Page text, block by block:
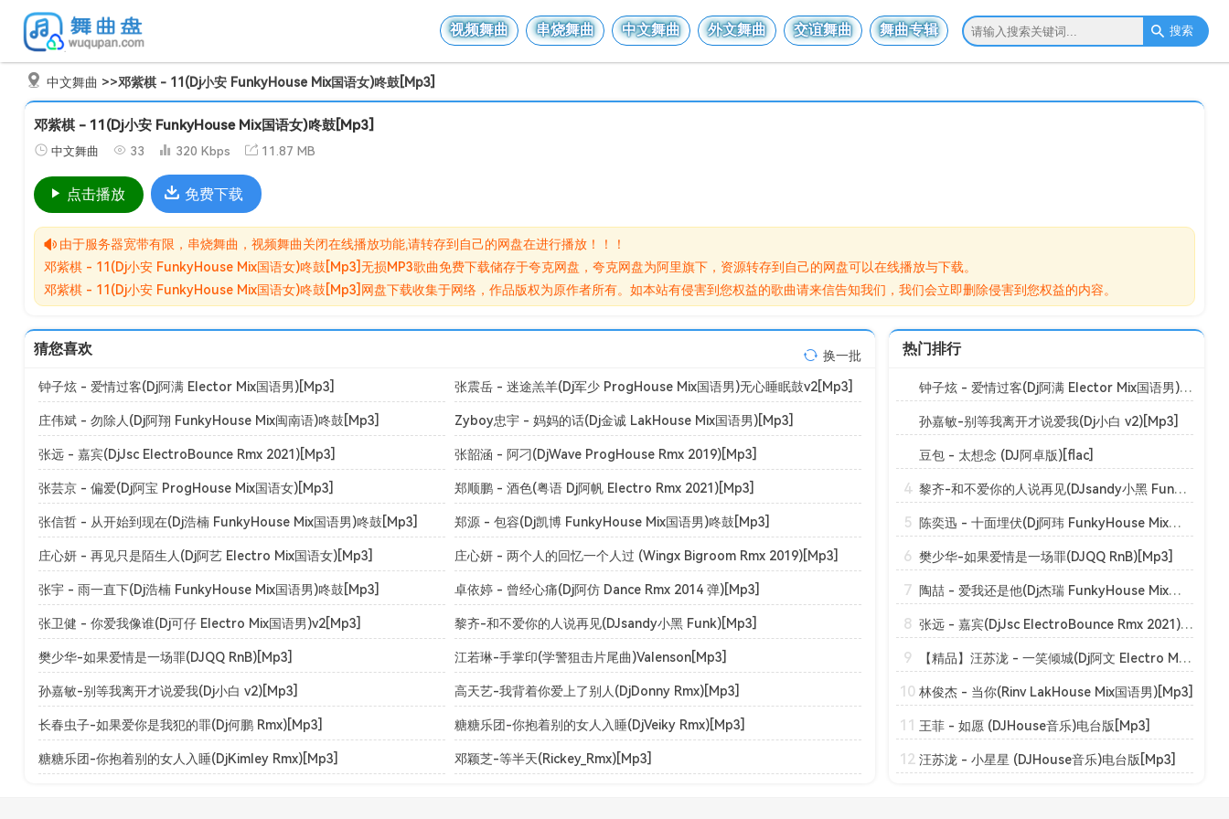
视频舞曲 串烧舞曲 中文舞曲 外文舞曲 交谊舞曲 舞曲专辑 搜索
中文舞曲 >>邓紫棋 - 11(Dj小安 FunkyHouse Mix国语女)咚鼓[Mp3]
邓紫棋 - 11(Dj小安 FunkyHouse Mix国语女)咚鼓[Mp3]
中文舞曲 33 320 Kbps 11.87 MB
点击播放 免费下载
由于服务器宽带有限，串烧舞曲，视频舞曲关闭在线播放功能,请转存到自己的网盘在进行播放！！！
邓紫棋 - 11(Dj小安 FunkyHouse Mix国语女)咚鼓[Mp3]无损MP3歌曲免费下载储存于夸克网盘，夸克网盘为阿里旗下，资源转存到自己的网盘可以在线播放与下载。
邓紫棋 - 11(Dj小安 FunkyHouse Mix国语女)咚鼓[Mp3]网盘下载收集于网络，作品版权为原作者所有。如本站有侵害到您权益的歌曲请来信告知我们，我们会立即删除侵害到您权益的内容。
猜您喜欢 换一批
钟子炫 - 爱情过客(Dj阿满 Elector Mix国语男)[Mp3] 张震岳 - 迷途羔羊(Dj军少 ProgHouse Mix国语男)无心睡眠鼓v2[Mp3]
庄伟斌 - 勿除人(Dj阿翔 FunkyHouse Mix闽南语)咚鼓[Mp3] Zyboy忠宇 - 妈妈的话(Dj金诚 LakHouse Mix国语男)[Mp3]
张远 - 嘉宾(DjJsc ElectroBounce Rmx 2021)[Mp3] 张韶涵 - 阿刁(DjWave ProgHouse Rmx 2019)[Mp3]
张芸京 - 偏爱(Dj阿宝 ProgHouse Mix国语女)[Mp3] 郑顺鹏 - 酒色(粤语 Dj阿帆 Electro Rmx 2021)[Mp3]
张信哲 - 从开始到现在(Dj浩楠 FunkyHouse Mix国语男)咚鼓[Mp3] 郑源 - 包容(Dj凯博 FunkyHouse Mix国语男)咚鼓[Mp3]
庄心妍 - 再见只是陌生人(Dj阿艺 Electro Mix国语女)[Mp3] 庄心妍 - 两个人的回忆一个人过 (Wingx Bigroom Rmx 2019)[Mp3]
张宇 - 雨一直下(Dj浩楠 FunkyHouse Mix国语男)咚鼓[Mp3] 卓依婷 - 曾经心痛(Dj阿仿 Dance Rmx 2014 弹)[Mp3]
张卫健 - 你爱我像谁(Dj可仔 Electro Mix国语男)v2[Mp3] 黎齐-和不爱你的人说再见(DJsandy小黑 Funk)[Mp3]
樊少华-如果爱情是一场罪(DJQQ RnB)[Mp3] 江若琳-手掌印(学警狙击片尾曲)Valenson[Mp3]
孙嘉敏-别等我离开才说爱我(Dj小白 v2)[Mp3] 高天艺-我背着你爱上了别人(DjDonny Rmx)[Mp3]
长春虫子-如果爱你是我犯的罪(Dj何鹏 Rmx)[Mp3] 糖糖乐团-你抱着别的女人入睡(DjVeiky Rmx)[Mp3]
糖糖乐团-你抱着别的女人入睡(DjKimley Rmx)[Mp3] 邓颖芝-等半天(Rickey_Rmx)[Mp3]
热门排行
钟子炫 - 爱情过客(Dj阿满 Elector Mix国语男)[Mp3]
孙嘉敏-别等我离开才说爱我(Dj小白 v2)[Mp3]
豆包 - 太想念 (DJ阿卓版)[flac]
4 黎齐-和不爱你的人说再见(DJsandy小黑 Funk)[Mp3]
5 陈奕迅 - 十面埋伏(Dj阿玮 FunkyHouse Mix粤语男)咚鼓[Mp3]
6 樊少华-如果爱情是一场罪(DJQQ RnB)[Mp3]
7 陶喆 - 爱我还是他(Dj杰瑞 FunkyHouse Mix国语男)咚鼓_摄魂低音[Mp3]
8 张远 - 嘉宾(DjJsc ElectroBounce Rmx 2021)[Mp3]
9 【精品】汪苏泷 - 一笑倾城(Dj阿文 Electro Mix国语男)[Mp3]
10 林俊杰 - 当你(Rinv LakHouse Mix国语男)[Mp3]
11 王菲 - 如愿 (DJHouse音乐)电台版[Mp3]
12 汪苏泷 - 小星星 (DJHouse音乐)电台版[Mp3]